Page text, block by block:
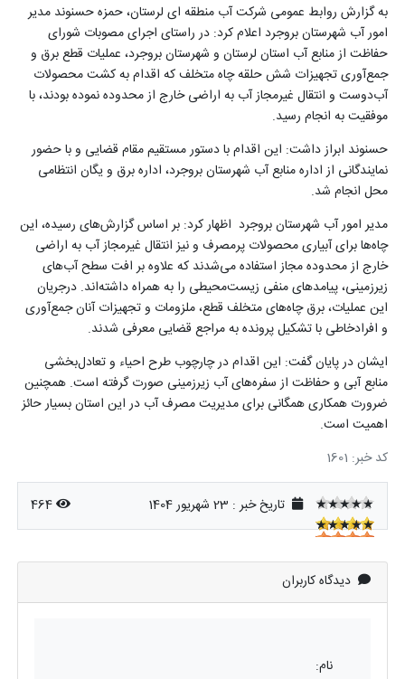
به گزارش روابط عمومی شرکت آب منطقه ای لرستان، حمزه حسنوند مدیر
امور آب شهرستان بروجرد اعلام کرد: در راستای اجرای مصوبات شورای
حفاظت از منابع آب استان لرستان و شهرستان بروجرد، عملیات قطع برق و
جمع‌آوری تجهیزات شش حلقه چاه متخلف که اقدام به کشت محصولات
آب‌دوست و انتقال غیرمجاز آب به اراضی خارج از محدوده نموده بودند، با
موفقیت به انجام رسید.
حسنوند ابراز داشت: این اقدام با دستور مستقیم مقام قضایی و با حضور
نمایندگانی از اداره منابع آب شهرستان بروجرد، اداره برق و یگان انتظامی
محل انجام شد.
مدیر امور آب شهرستان بروجرد اظهار کرد: بر اساس گزارش‌های رسیده، این
چاه‌ها برای آبیاری محصولات پرمصرف و نیز انتقال غیرمجاز آب به اراضی
خارج از محدوده مجاز استفاده می‌شدند که علاوه بر افت سطح آب‌های
زیرزمینی، پیامدهای منفی زیست‌محیطی را به همراه داشته‌اند. درجریان
این عملیات، برق چاه‌های متخلف قطع، ملزومات و تجهیزات آنان جمع‌آوری
و افرادخاطی با تشکیل پرونده به مراجع قضایی معرفی شدند.
ایشان در پایان گفت: این اقدام در چارچوب طرح احیاء و تعادل‌بخشی
منابع آبی و حفاظت از سفره‌های آب زیرزمینی صورت گرفته است. همچنین
ضرورت همکاری همگانی برای مدیریت مصرف آب در این استان بسیار حائز
اهمیت است.
کد خبر: 1601
★★★★★
★★★★★
★★★★★
تاریخ خبر : 23 شهریور 1404 464
دیدگاه کاربران
نام: